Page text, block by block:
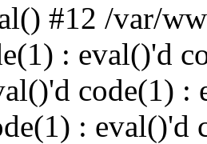
#12 /var/
: eval()'d
code(1) :
: eval()'d